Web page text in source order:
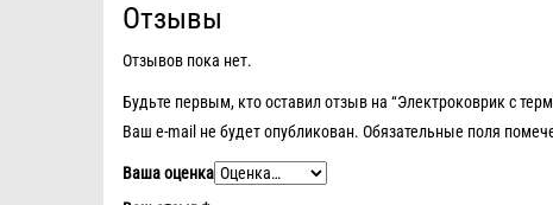
Отзывы
Отзывов пока нет.
Будьте первым, кто оставил отзыв на “Электроковрик с
Ваш e-mail не будет опубликован. Обязательные поля
Ваша оценка